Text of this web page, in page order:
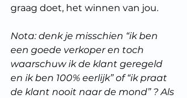
graag doet, het winnen van jou.
Nota: denk je misschien “ik ben
een goede verkoper en toch
waarschuw ik de klant geregeld
en ik ben 100% eerlijk” of “ik praat
de klant nooit naar de mond” ? Als